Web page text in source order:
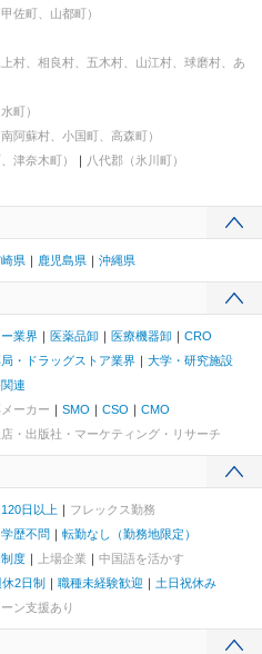
佐町、山都町）
村、相良村、五木村、山江村、球磨村、あ
町）
阿蘇村、小国町、高森町）
津奈木町）
八代郡（氷川町）
県 鹿児島県 沖縄県
業界 医薬品卸 医療機器卸
CRO
・ドラッグストア業界
大学・研究施設
連
ーカー
SMO CSO
CMO
・出版社・マーケティング・リサーチ
日以上
フレックス勤務
学歴不問
転勤なし（勤務地限定）
度 上場企業
中国語を活かす
2日制 職種未経験歓迎
土日祝休み
ン支援あり